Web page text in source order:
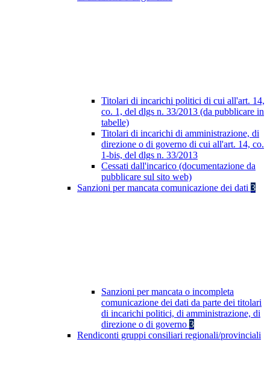
Titolari di incarichi politici di cui all'art. 14,
co. 1, del dlgs n. 33/2013 (da pubblicare in
tabelle)
Titolari di incarichi di amministrazione, di
direzione o di governo di cui all'art. 14, co.
1-bis, del dlgs n. 33/2013
Cessati dall'incarico (documentazione da
pubblicare sul sito web)
Sanzioni per mancata comunicazione dei dati 3
Sanzioni per mancata o incompleta
comunicazione dei dati da parte dei titolari
di incarichi politici, di amministrazione, di
direzione o di governo 3
Rendiconti gruppi consiliari regionali/provinciali